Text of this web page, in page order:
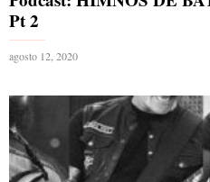
Pt 2
agosto 12, 2020